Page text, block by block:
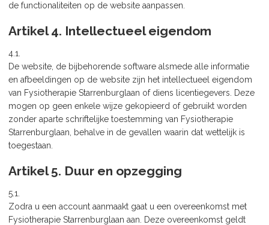
de functionaliteiten op de website aanpassen.
Artikel 4. Intellectueel eigendom
4.1.
De website, de bijbehorende software alsmede alle informatie
en afbeeldingen op de website zijn het intellectueel eigendom
van Fysiotherapie Starrenburglaan of diens licentiegevers. Deze
mogen op geen enkele wijze gekopieerd of gebruikt worden
zonder aparte schriftelijke toestemming van Fysiotherapie
Starrenburglaan, behalve in de gevallen waarin dat wettelijk is
toegestaan.
Artikel 5. Duur en opzegging
5.1.
Zodra u een account aanmaakt gaat u een overeenkomst met
Fysiotherapie Starrenburglaan aan. Deze overeenkomst geldt